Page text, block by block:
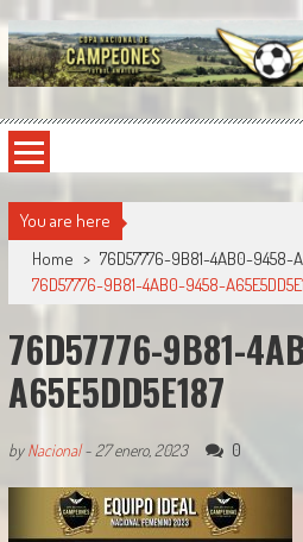
to
content
Copa Nacional de
You are here
Home > 76D57776-9B81-4AB0-9458-
76D57776-9B81-4AB0-9458-
76D57776-9B81-
A65E5DD5E187
byNacional- 27 enero, 2023 0